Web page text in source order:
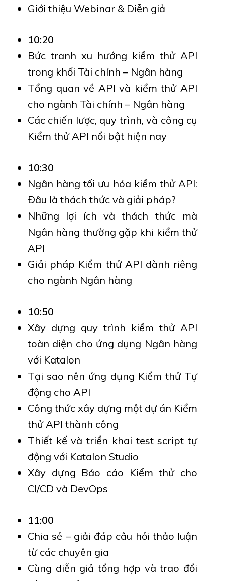
Giới thiệu Webinar & Diễn giả
10:20
Bức tranh xu hướng kiểm thử API
trong khối Tài chính – Ngân hàng
Tổng quan về API và kiểm thử API
cho ngành Tài chính – Ngân hàng
Các chiến lược, quy trình, và công cụ
Kiểm thử API nổi bật hiện nay
10:30
Ngân hàng tối ưu hóa kiểm thử API:
Đâu là thách thức và giải pháp?
Những lợi ích và thách thức mà
Ngân hàng thường gặp khi kiểm thử
API
Giải pháp Kiểm thử API dành riêng
cho ngành Ngân hàng
10:50
Xây dựng quy trình kiểm thử API
toàn diện cho ứng dụng Ngân hàng
với Katalon
Tại sao nên ứng dụng Kiểm thử Tự
động cho API
Công thức xây dựng một dự án Kiểm
thử API thành công
Thiết kế và triển khai test script tự
động với Katalon Studio
Xây dựng Báo cáo Kiểm thử cho
CI/CD và DevOps
11:00
Chia sẻ – giải đáp câu hỏi thảo luận
từ các chuyên gia
Cùng diễn giả tổng hợp và trao đổi